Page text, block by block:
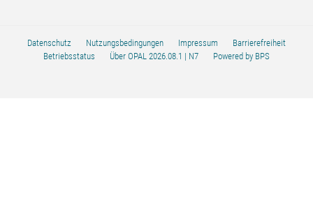
Datenschutz Nutzungsbedingungen Impressum
Barrierefreiheit
Betriebsstatus
Über OPAL 2026.08.1 | N7 Powered by BPS